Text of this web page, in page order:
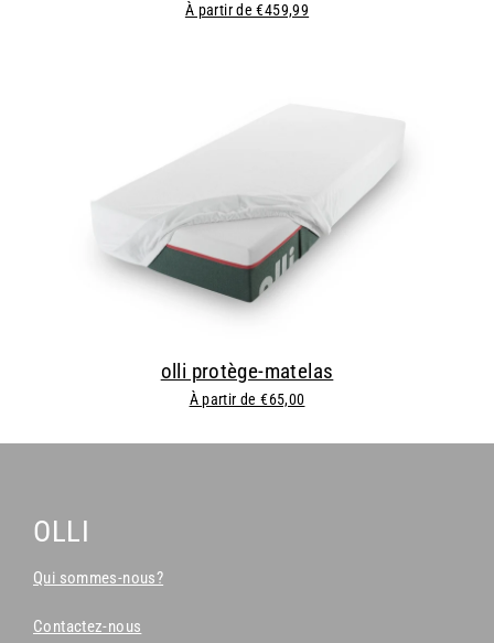
À partir de €459,99
olli protège-matelas
À partir de €65,00
OLLI
Qui sommes-nous?
Contactez-nous